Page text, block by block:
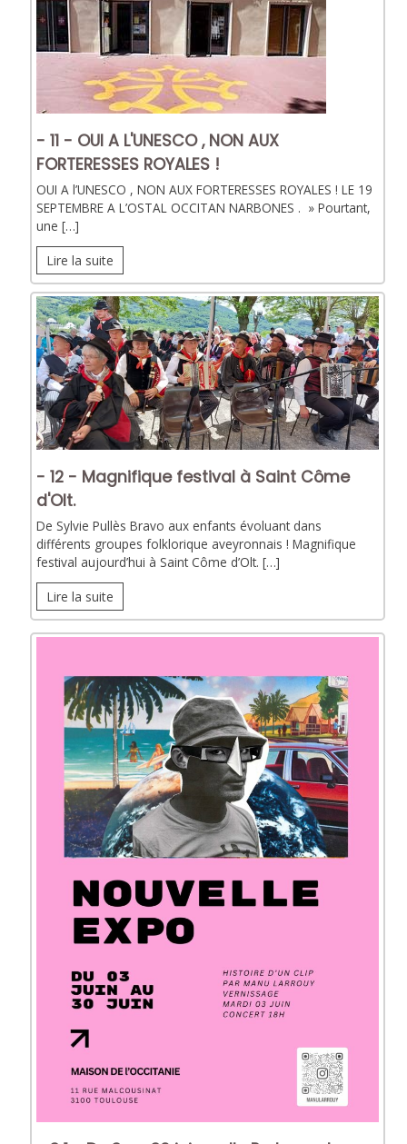
- 11 - OUI A L'UNESCO , NON AUX
FORTERESSES ROYALES !
OUI A l’UNESCO , NON AUX FORTERESSES ROYALES ! LE 19
SEPTEMBRE A L’OSTAL OCCITAN NARBONES . » Pourtant,
une […]
Lire la suite
- 12 - Magnifique festival à Saint Côme
d'Olt.
De Sylvie Pullès Bravo aux enfants évoluant dans
différents groupes folklorique aveyronnais ! Magnifique
festival aujourd’hui à Saint Côme d’Olt. […]
Lire la suite